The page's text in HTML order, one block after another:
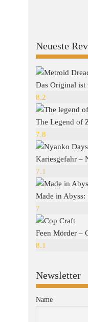
Neueste
Das Original ist
8.2
The Legend of
7.8
Kariesgefahr –
7.1
Made in Abyss:
7
Feen Mörder –
8.1
Newsletter
Name